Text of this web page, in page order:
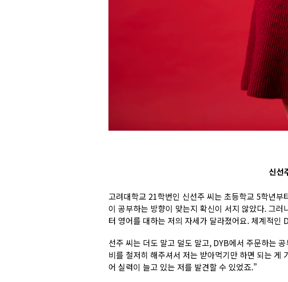
신선
고려대학교 21학번인 신선주 씨는 초등학교 5학년
이 공부하는 방향이 맞는지 확신이 서지 않았다. 그
터 영어를 대하는 저의 자세가 달라졌어요. 체계적인
선주 씨는 더도 말고 덜도 말고, DYB에서 주문하는
비를 철저히 해주셔서 저는 받아먹기만 하면 되는 게
어 실력이 늘고 있는 저를 발견할 수 있었죠.”